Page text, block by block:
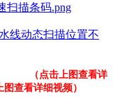
（点击上图查看详
图查看详细视频）